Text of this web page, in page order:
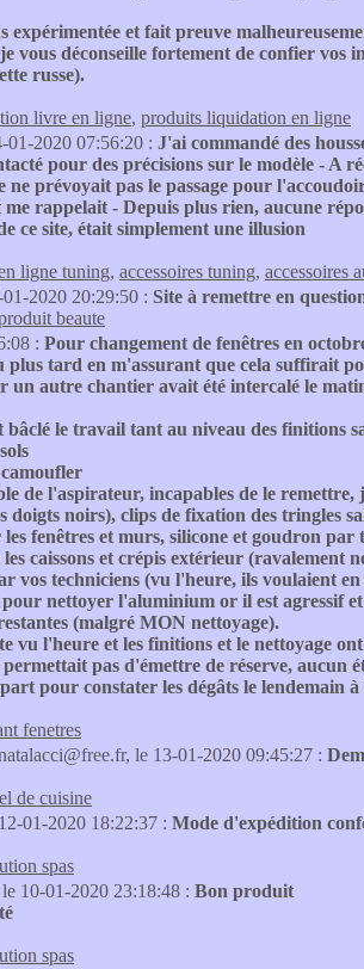
expérimentée et fait preuve
vous déconseille fortement de confier vos
russe).
livre en ligne, produits liquidation en ligne
01-2020 07:56:20 : J'ai commandé des
pour des précisions sur le modèle - A
ne prévoyait pas le passage pour
rappelait - Depuis plus rien, aucune
ce site, était simplement une illusion
ligne tuning, accessoires tuning, accessoires
2020 20:29:50 : Site à remettre en
beaute
: Pour changement de fenêtres en
tard en m'assurant que cela suffirait
un autre chantier avait été intercalé le
le travail tant au niveau des finitions
de l'aspirateur, incapables de le
doigts noirs), clips de fixation des tringles
fenêtres et murs, silicone et goudron
caissons et crépis extérieur (ravalement
vos techniciens (vu l'heure, ils voulaient
pour nettoyer l'aluminium or il est agressif
(malgré MON nettoyage).
l'heure et les finitions et le nettoyage ont
pas d'émettre de réserve, aucun
pour constater les dégâts le lendemain
fenetres
le 13-01-2020 09:45:27 :
de cuisine
01-2020 18:22:37 : Mode d'expédition
spas
10-01-2020 23:18:48 : Bon produit
spas